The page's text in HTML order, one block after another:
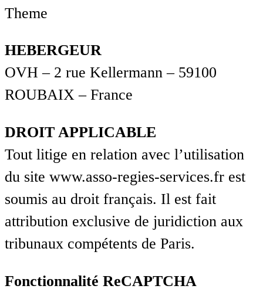
Theme
HEBERGEUR
OVH – 2 rue Kellermann – 59100
ROUBAIX – France
DROIT APPLICABLE
Tout litige en relation avec l’utilisation
du site www.asso-regies-services.fr est
soumis au droit français. Il est fait
attribution exclusive de juridiction aux
tribunaux compétents de Paris.
Fonctionnalité ReCAPTCHA